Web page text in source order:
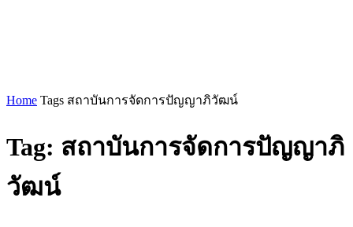
Home Tags สถาบันการจัดการปัญญาภิวัฒน์
Tag: สถาบันการจัดการปัญญาภิ
วัฒน์